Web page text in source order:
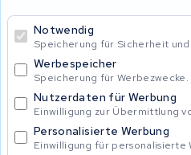
Notwendig
Speicherung für Sicherheit
Werbespeicher
Speicherung für Werbezwecke.
Nutzerdaten für Werbung
Einwilligung zur Übermittlung
Personalisierte Werbung
Einwilligung für personalisierte
Privacy